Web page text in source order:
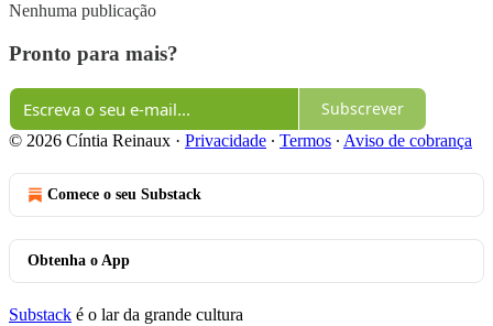
Nenhuma publicação
Pronto para mais?
Subscrever
© 2026 Cíntia Reinaux · Privacidade ∙ Termos ∙ Aviso de cobrança
Comece o seu Substack
Obtenha o App
Substack é o lar da grande cultura